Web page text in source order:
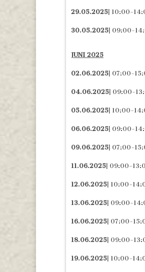
29.05.2025| 10:00-
30.05.2025| 09:00-
JUNI 2025
02.06.2025| 07:00-
04.06.2025| 09:00-
05.06.2025| 10:00-
06.06.2025| 09:00-
09.06.2025| 07:00-
11.06.2025| 09:00-
12.06.2025| 10:00-
13.06.2025| 09:00-
16.06.2025| 07:00-
18.06.2025| 09:00-
19.06.2025| 10:00-